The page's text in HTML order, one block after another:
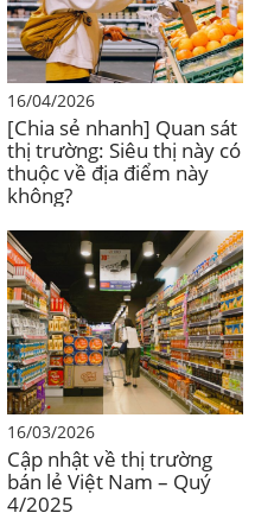
hồng nền
tảng
trước
ngày 2
tháng 3
năm
2026
hồng nền
tảng áp
dụng từ
tháng 3
năm
2.00% –
12.60%
2.00% –
12.60%
8.50% –
14.50%
12.50% –
14.60%
11.50% –
14.20%
11.50% –
10.50% –
14.50%
10.50% –
16/04/2026
[Chia sẻ nhanh] Quan sát
thị trường: Siêu thị này có
thuộc về địa điểm này
không?
16/03/2026
Cập nhật về thị trường
bán lẻ Việt Nam – Quý
4/2025